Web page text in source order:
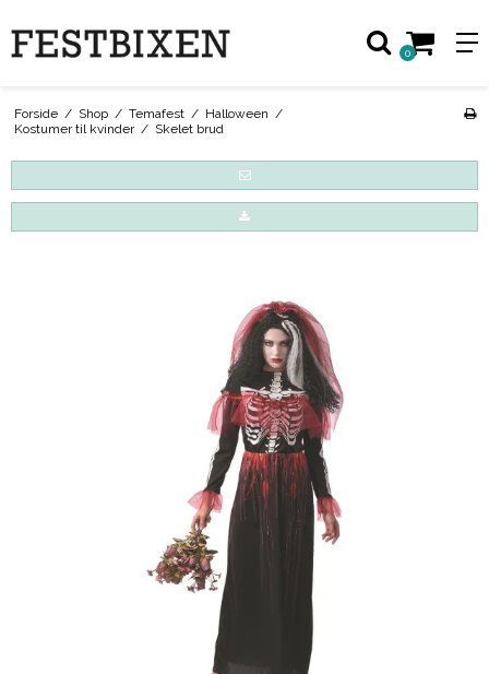
0
Forside / Shop / Temafest / Halloween /
Kostumer til kvinder / Skelet brud